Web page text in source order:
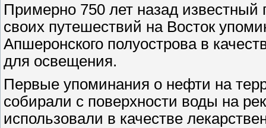
Примерно 750 лет назад
своих путешествий на Восток
Апшеронского полуострова в
для освещения.
Первые упоминания о нефти на
собирали с поверхности воды на
использовали в качестве